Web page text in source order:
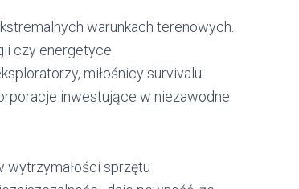
warunkach terenowych.
czy energetyce.
miłośnicy survivalu.
inwestujące w niezawodne
wytrzymałości sprzętu